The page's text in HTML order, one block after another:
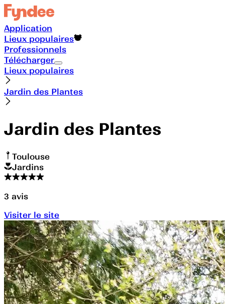
Application
Lieux populaires
Professionnels
Télécharger
Lieux populaires
Jardin des Plantes
Jardin des Plantes
Toulouse
Jardins
3 avis
Visiter le site